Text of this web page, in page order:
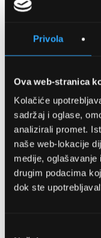
Privola
Ova web-stranica
Kolačiće
sadržaj i oglase,
analizirali promet.
naše web-lokacije
medije,
drugim podacima
dok ste
Detalji
Podijeli s